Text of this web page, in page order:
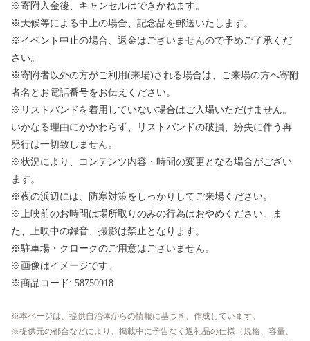
※寄附入金後、キャンセルはできかねます。
※天候等による中止の場合、記念品を郵送いたします。
※イベント中止の場合、返金はございませんので予めご了承くだ
さい。
※寄附者以外の方がご利用(来場)される場合は、ご来場の方へ寄附
者名とお電話番号をお伝えください。
※リストバンドを着用していない場合はご入場いただけません。
いかなる理由にかかわらず、リストバンドの破損、紛失に伴う再
発行は一切致しません。
※状況により、コンテンツ内容・時間の変更となる場合がござい
ます。
※夜の浜辺には、防寒対策をしっかりしてご来場ください。
※上映前のお時間は場所取りのみの行為はおやめください。ま
た、上映中の録音、撮影は禁止となります。
※駐車場・クロークのご用意はございません。
※画像はイメージです。
※商品コード: 58750918
本ページは、提供自治体からの情報に基づき、作成しています。
提供元の都合などにより、掲載中に予告なく返礼品の仕様（規格、容量、